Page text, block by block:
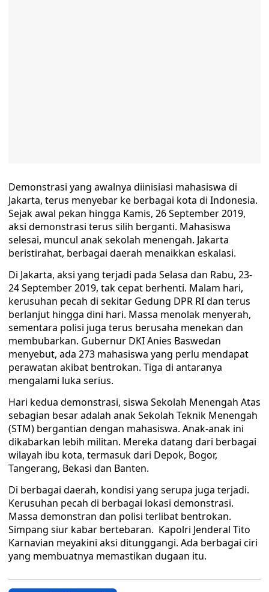
Demonstrasi yang awalnya diinisiasi mahasiswa di
Jakarta, terus menyebar ke berbagai kota di Indonesia.
Sejak awal pekan hingga Kamis, 26 September 2019,
aksi demonstrasi terus silih berganti. Mahasiswa
selesai, muncul anak sekolah menengah. Jakarta
beristirahat, berbagai daerah menaikkan eskalasi.
Di Jakarta, aksi yang terjadi pada Selasa dan Rabu, 23-
24 September 2019, tak cepat berhenti. Malam hari,
kerusuhan pecah di sekitar Gedung DPR RI dan terus
berlanjut hingga dini hari. Massa menolak menyerah,
sementara polisi juga terus berusaha menekan dan
membubarkan. Gubernur DKI Anies Baswedan
menyebut, ada 273 mahasiswa yang perlu mendapat
perawatan akibat bentrokan. Tiga di antaranya
mengalami luka serius.
Hari kedua demonstrasi, siswa Sekolah Menengah Atas
sebagian besar adalah anak Sekolah Teknik Menengah
(STM) bergantian dengan mahasiswa. Anak-anak ini
dikabarkan lebih militan. Mereka datang dari berbagai
wilayah ibu kota, termasuk dari Depok, Bogor,
Tangerang, Bekasi dan Banten.
Di berbagai daerah, kondisi yang serupa juga terjadi.
Kerusuhan pecah di berbagai lokasi demonstrasi.
Massa demonstran dan polisi terlibat bentrokan.
Simpang siur kabar bertebaran. Kapolri Jenderal Tito
Karnavian meyakini aksi ditunggangi. Ada berbagai ciri
yang membuatnya memastikan dugaan itu.